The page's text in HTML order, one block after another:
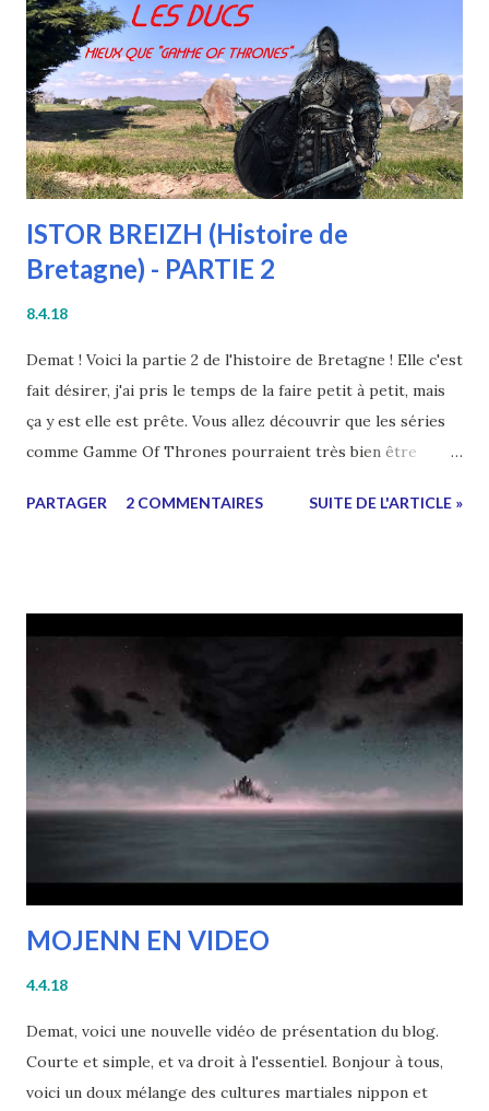
je suffisamment équipés pour qu'ils atteignent leurs buts ?
Je ne vous en dirais pas plus, chaque image de cet article
cache un indice. Cliquez donc sur ces illustrations pour
découvrir une partie du ...
ISTOR BREIZH (Histoire de
Bretagne) - PARTIE 2
8.4.18
Demat ! Voici la partie 2 de l'histoire de Bretagne ! Elle c'est
fait désirer, j'ai pris le temps de la faire petit à petit, mais
ça y est elle est prête. Vous allez découvrir que les séries
comme Gamme Of Thrones pourraient très bien être
coup de théâtre ! Place à la vidéo : (pour ceux qui ne l'ont
livres : MES LIVRES NUMÉRIQUES A PRIX LIBRE
PARTAGER 2 COMMENTAIRES SUITE DE L'ARTICLE »
MOJENN EN VIDEO
4.4.18
Demat, voici une nouvelle vidéo de présentation du blog.
Courte et simple, et va droit à l'essentiel. Bonjour à tous,
voici un doux mélange des cultures martiales nippon et